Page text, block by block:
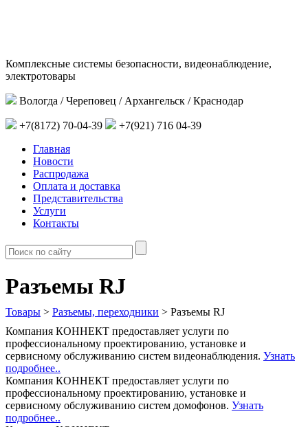
Комплексные системы безопасности, видеонаблюдение,
электротовары
Вологда / Череповец / Архангельск / Краснодар
+7(8172) 70-04-39
+7(921) 716 04-39
Главная
Новости
Распродажа
Оплата и доставка
Представительства
Услуги
Контакты
Разъемы RJ
Товары > Разъемы, переходники > Разъемы RJ
Компания КОННЕКТ предоставляет услуги по
профессиональному проектированию, установке и
сервисному обслуживанию систем видеонаблюдения. Узнать
подробнее..
Компания КОННЕКТ предоставляет услуги по
профессиональному проектированию, установке и
сервисному обслуживанию систем домофонов. Узнать
подробнее..